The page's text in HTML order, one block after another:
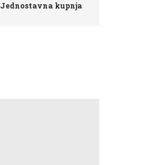
Jednostavna kupnja